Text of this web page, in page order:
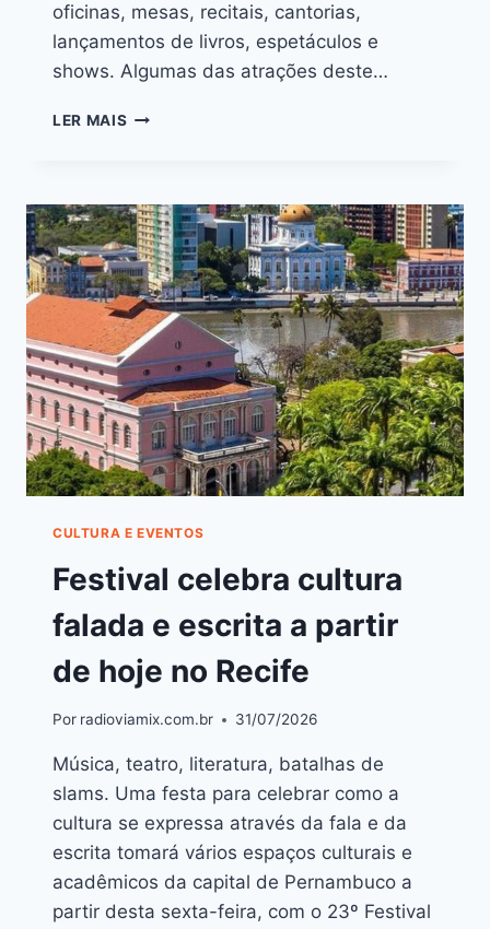
oficinas, mesas, recitais, cantorias,
lançamentos de livros, espetáculos e
shows. Algumas das atrações deste…
LER MAIS
CULTURA E EVENTOS
Festival celebra cultura
falada e escrita a partir
de hoje no Recife
Por radioviamix.com.br 31/07/2026
Música, teatro, literatura, batalhas de
slams. Uma festa para celebrar como a
cultura se expressa através da fala e da
escrita tomará vários espaços culturais e
acadêmicos da capital de Pernambuco a
partir desta sexta-feira, com o 23º Festival